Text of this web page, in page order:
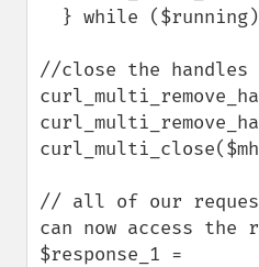
//close the handles
// all of our
can now access the
$response_1 =